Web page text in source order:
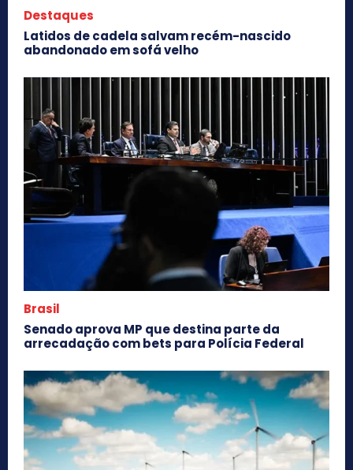
Destaques
Latidos de cadela salvam recém-nascido
abandonado em sofá velho
Brasil
Senado aprova MP que destina parte da
arrecadação com bets para Polícia Federal